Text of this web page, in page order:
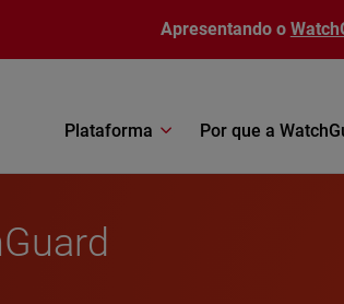
Apresentando o
Plataforma Por que a